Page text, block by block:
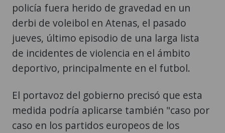
policía fuera herido de gravedad en un
derbi de voleibol en Atenas, el pasado
jueves, último episodio de una larga lista
de incidentes de violencia en el ámbito
deportivo, principalmente en el futbol.
El portavoz del gobierno precisó que esta
medida podría aplicarse también "caso por
caso en los partidos europeos de los